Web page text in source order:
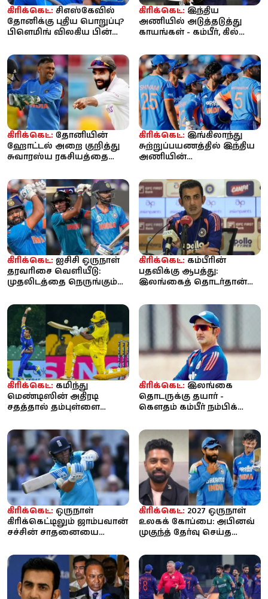
கிரிக்கெட்: சிஎஸ்கேவில்
தோனிக்கு புதிய பொறுப்பு?
பிளெமிங் விலகிய பின்
வாய்ப்ப...
கிரிக்கெட்: இந்திய
அணியில் அடுத்தடுத்து
காயங்கள் - கம்பீர், கில்
மா...
கிரிக்கெட்: தோனியின்
ஹோட்டல் அறை குறித்து
சுவாரஸ்ய ரகசியத்தை
கிரிக்கெட்: இங்கிலாந்து
சுற்றுப்பயணத்தில் இந்திய
அணியின்
ஆகஸ்டில் ஆய்வு செய்யும்
...
கிரிக்கெட்: ஐசிசி ஒருநாள்
தரவரிசை வெளியீடு:
முதலிடத்தை நெருங்கும்
ரோக...
கிரிக்கெட்: கம்பீரின்
பதவிக்கு ஆபத்து:
இலங்கைத் தொடர்தான்
அதிருப்தியில் பி...
கிரிக்கெட்: கமிந்து
மெண்டிஸின் அதிரடி
சதத்தால் தம்புள்ளை
கொழும்பு கேப்ஸ் –...
கிரிக்கெட்: இலங்கை
தொடருக்கு தயார் -
கௌதம் கம்பீர் நம்பிக்கை;
கிரிக்கெட்: ஒருநாள்
கிரிக்கெட்டிலும் ஜாம்பவான்
சச்சின் சாதனையை
லார்ட்ஸி...
கிரிக்கெட்: 2027 ஒருநாள்
உலகக் கோப்பை: அபினவ்
முகுந்த் தேர்வு செய்த
கோலி ...